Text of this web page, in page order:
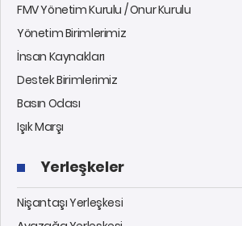
FMV Yönetim Kurulu / Onur Kurulu
Yönetim Birimlerimiz
İnsan Kaynakları
Destek Birimlerimiz
Basın Odası
Işık Marşı
Yerleşkeler
Nişantaşı Yerleşkesi